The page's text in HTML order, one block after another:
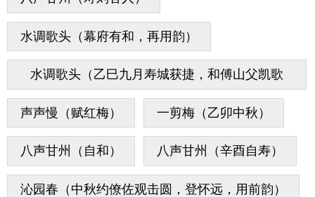
水调歌头（幕府有和，再用韵）
水调歌头（乙巳九月寿城获捷，和傅山父凯歌
韵）
声声慢（赋红梅） 一剪梅（乙卯中秋）
八声甘州（自和） 八声甘州（辛酉自寿）
沁园春（中秋约僚佐观击圆，登怀远，用前韵）